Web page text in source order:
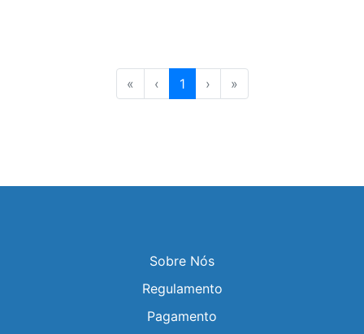
« ‹ 1 › »
Sobre Nós
Regulamento
Pagamento